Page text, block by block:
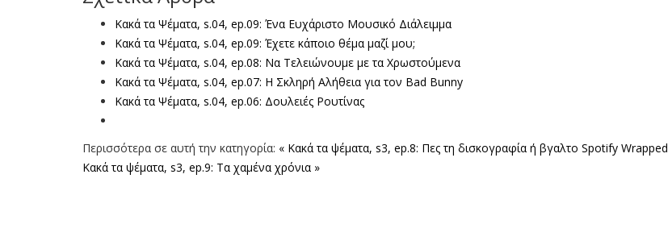
Κακά τα Ψέματα, s.04, ep.09: Ένα Ευχάριστο Μουσικό Διάλειμμα
Κακά τα Ψέματα, s.04, ep.09: Έχετε κάποιο θέμα μαζί μου;
Κακά τα Ψέματα, s.04, ep.08: Να Τελειώνουμε με τα Χρωστούμενα
Κακά τα Ψέματα, s.04, ep.07: H Σκληρή Αλήθεια για τον Bad Bunny
Κακά τα Ψέματα, s.04, ep.06: Δουλειές Ρουτίνας
Περισσότερα σε αυτή την κατηγορία: « Κακά τα ψέματα, s3, ep.8: Πες τη δισκογραφία ή βγαλτο Spotify Wrapped
Κακά τα ψέματα, s3, ep.9: Τα χαμένα χρόνια »